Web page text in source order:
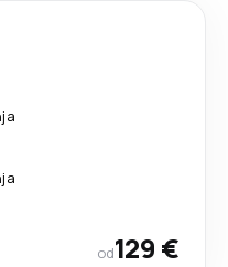
od129 €